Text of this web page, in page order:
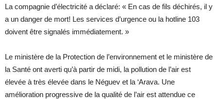
La compagnie d’électricité a déclaré: « En cas de fils déchirés, il y
a un danger de mort! Les services d’urgence ou la hotline 103
doivent être signalés immédiatement. »
Le ministère de la Protection de l’environnement et le ministère de
la Santé ont averti qu’à partir de midi, la pollution de l’air est
élevée à très élevée dans le Néguev et la ‘Arava. Une
amélioration progressive de la qualité de l’air est attendue ce